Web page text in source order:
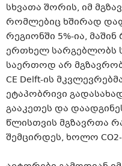
სხვათა შორის, იმ
რომლებიც ხშირად
რეგიონში 5%-ია,
ერთხელ სარგებლობს
საერთოდ არ
CE Delft-ის
ეტაპობრივი
გააკეთეს და
წლისთვის მგზავრთა
შემცირდეს, ხოლო CO2-